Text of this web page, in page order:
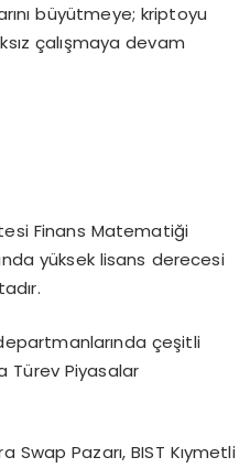
büyütmeye; kriptoyu
çalışmaya devam
Finans Matematiği
yüksek lisans derecesi
çeşitli
Türev Piyasalar
Swap Pazarı, BIST Kıymetli